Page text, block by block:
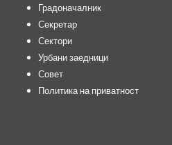
Градоначалник
Секретар
Сектори
Урбани заедници
Совет
Политика на приватност